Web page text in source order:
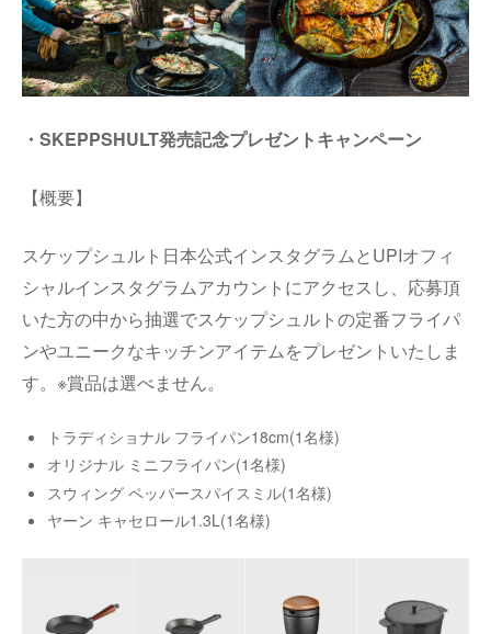
・SKEPPSHULT発売記念プレゼントキャンペーン
【概要】
スケップシュルト日本公式インスタグラムとUPIオフィ
シャルインスタグラムアカウントにアクセスし、応募頂
いた方の中から抽選でスケップシュルトの定番フライパ
ンやユニークなキッチンアイテムをプレゼントいたしま
す。※賞品は選べません。
トラディショナル フライパン18cm(1名様)
オリジナル ミニフライパン(1名様)
スウィング ペッパースパイスミル(1名様)
ヤーン キャセロール1.3L(1名様)